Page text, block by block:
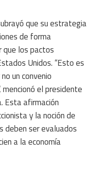
que su estrategia
de forma
que los pactos
Unidos. “Esto es
un convenio
el presidente
Esta afirmación
y la noción de
deben ser evaluados
a la economía